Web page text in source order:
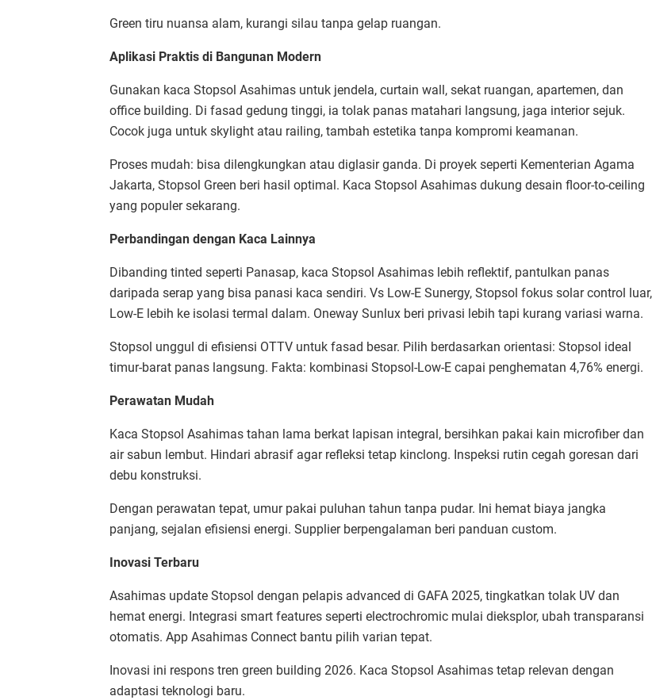
Green tiru nuansa alam, kurangi silau tanpa gelap ruangan.​
Aplikasi Praktis di Bangunan Modern
Gunakan kaca Stopsol Asahimas untuk jendela, curtain wall, sekat ruangan, apartemen, dan
office building. Di fasad gedung tinggi, ia tolak panas matahari langsung, jaga interior sejuk.
Cocok juga untuk skylight atau railing, tambah estetika tanpa kompromi keamanan.​
Proses mudah: bisa dilengkungkan atau diglasir ganda. Di proyek seperti Kementerian Agama
Jakarta, Stopsol Green beri hasil optimal. Kaca Stopsol Asahimas dukung desain floor-to-ceiling
yang populer sekarang.​
Perbandingan dengan Kaca Lainnya
Dibanding tinted seperti Panasap, kaca Stopsol Asahimas lebih reflektif, pantulkan panas
daripada serap yang bisa panasi kaca sendiri. Vs Low-E Sunergy, Stopsol fokus solar control luar,
Low-E lebih ke isolasi termal dalam. Oneway Sunlux beri privasi lebih tapi kurang variasi warna.​
Stopsol unggul di efisiensi OTTV untuk fasad besar. Pilih berdasarkan orientasi: Stopsol ideal
timur-barat panas langsung. Fakta: kombinasi Stopsol-Low-E capai penghematan 4,76% energi.​
Perawatan Mudah
Kaca Stopsol Asahimas tahan lama berkat lapisan integral, bersihkan pakai kain microfiber dan
air sabun lembut. Hindari abrasif agar refleksi tetap kinclong. Inspeksi rutin cegah goresan dari
debu konstruksi.​
Dengan perawatan tepat, umur pakai puluhan tahun tanpa pudar. Ini hemat biaya jangka
panjang, sejalan efisiensi energi. Supplier berpengalaman beri panduan custom.​
Inovasi Terbaru
Asahimas update Stopsol dengan pelapis advanced di GAFA 2025, tingkatkan tolak UV dan
hemat energi. Integrasi smart features seperti electrochromic mulai dieksplor, ubah transparansi
otomatis. App Asahimas Connect bantu pilih varian tepat.​
Inovasi ini respons tren green building 2026. Kaca Stopsol Asahimas tetap relevan dengan
adaptasi teknologi baru.